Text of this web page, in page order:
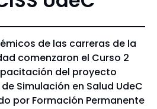
de las carreras de la
comenzaron el Curso 2
del proyecto
Simulación en Salud UdeC
por Formación Permanente